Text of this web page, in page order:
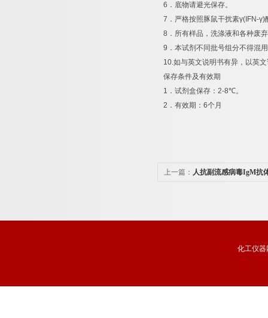
6 ．底物请避光保存。
7 ．严格按照豚鼠干扰素γ(IFN-γ)
8 ．所有样品，洗涤液和各种废
9 ．本试剂不同批号组分不得混
10.如与英文说明书有异，以英
保存条件及有效期
1 ．试剂盒保存： 2-8℃。
2 ．有效期： 6个月
上一篇： 人抗副流感病毒IgM抗
化工仪器